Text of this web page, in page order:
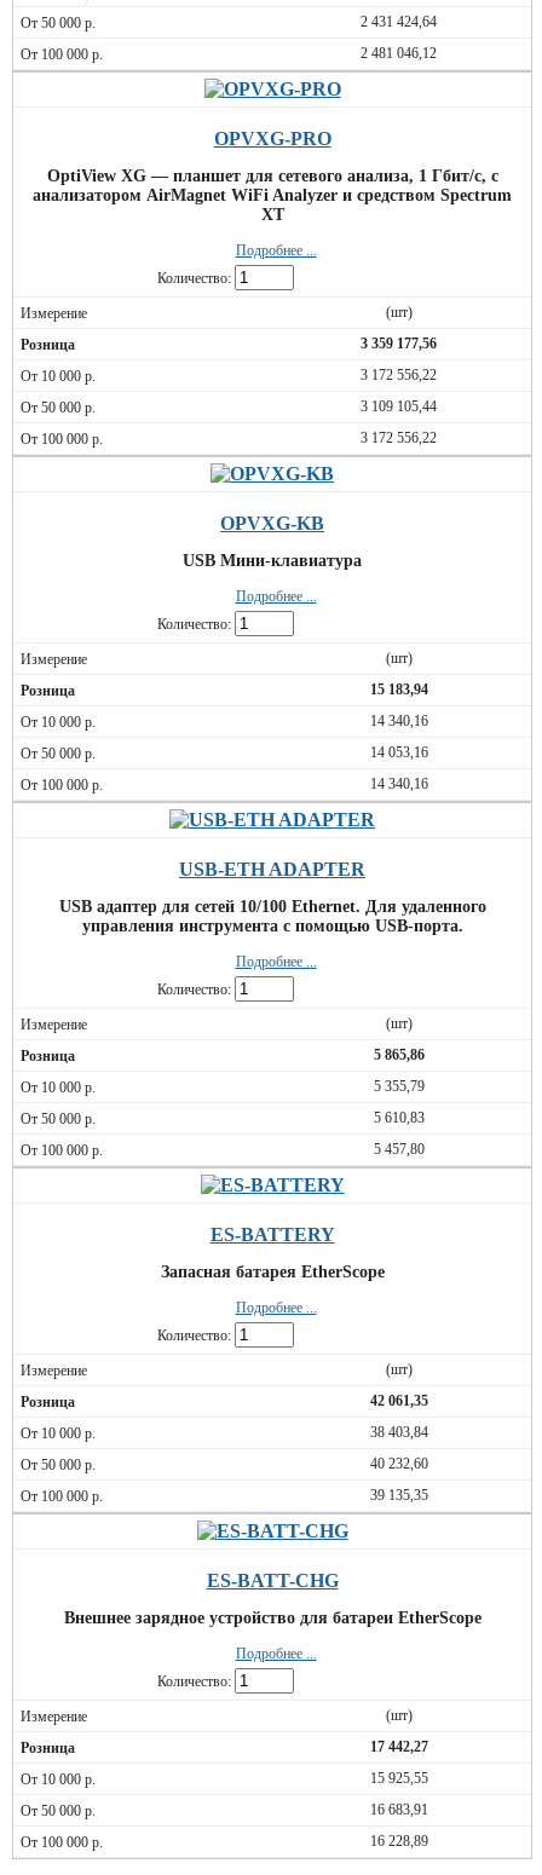
2 431 424,64
2 481 046,12
OPVXG-PRO
OptiView XG — планшет для сетевого анализа, 1 Гбит/с, с
анализатором AirMagnet WiFi Analyzer и средством Spectrum
XT
Подробнее ...
Количество:
(шт)
3 359 177,56
3 172 556,22
3 109 105,44
3 172 556,22
OPVXG-KB
USB Мини-клавиатура
Подробнее ...
Количество:
(шт)
15 183,94
14 340,16
14 053,16
14 340,16
USB-ETH ADAPTER
USB адаптер для сетей 10/100 Ethernet. Для удаленного
управления инструмента с помощью USB-порта.
Подробнее ...
Количество:
(шт)
5 865,86
5 355,79
5 610,83
5 457,80
ES-BATTERY
Запасная батарея EtherScope
Подробнее ...
Количество:
(шт)
42 061,35
38 403,84
40 232,60
39 135,35
ES-BATT-CHG
Внешнее зарядное устройство для батареи EtherScope
Подробнее ...
Количество:
(шт)
17 442,27
15 925,55
16 683,91
16 228,89